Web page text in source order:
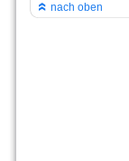
nach oben